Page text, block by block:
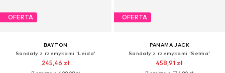
OFERTA
BAYTON
Sandały z rzemykami 'Leida'
245,46 zł
OFERTA
PANAMA JACK
Sandały z rzemykami 'Selma'
458,91 zł